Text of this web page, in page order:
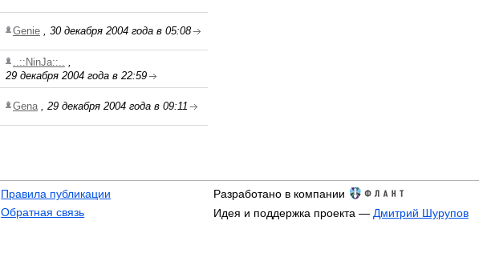
Genie , 30 декабря 2004 года в 05:08
..::NinJa::.. ,
29 декабря 2004 года в 22:59
Gena, 29 декабря 2004 года в 09:11
Правила публикации
Обратная связь
Разработано в компании
Идея и поддержка проекта — Дмитрий Шурупов